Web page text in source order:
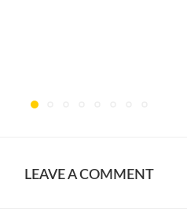
LEAVE A COMMENT